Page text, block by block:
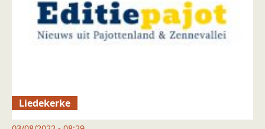
Liedekerke